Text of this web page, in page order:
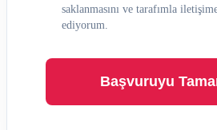
saklanmasını ve tarafımla
ediyorum.
Başvuruyu